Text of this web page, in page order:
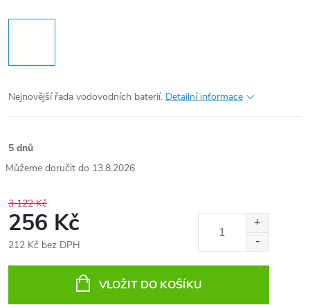
Nejnovější řada vodovodních baterií. Detailní informace
5 dnů
13.8.2026
3 122 Kč
256 Kč
212 Kč bez DPH
VLOŽIT DO KOŠÍKU